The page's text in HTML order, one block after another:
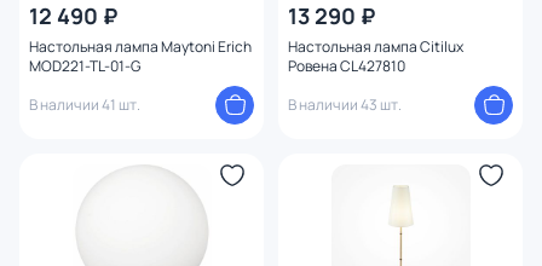
12 490 ₽
Настольная лампа Maytoni Erich
MOD221-TL-01-G
В наличии 41 шт.
13 290 ₽
Настольная лампа Citilux
Ровена CL427810
В наличии 43 шт.